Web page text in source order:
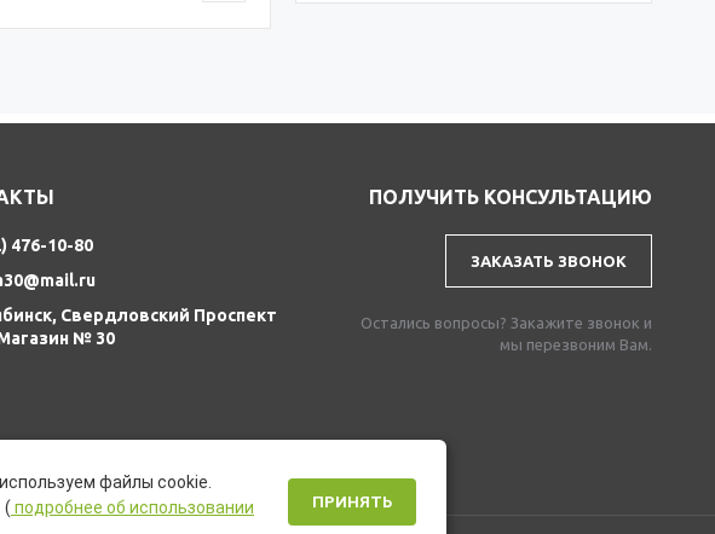
476-10-80
Свердловский Проспект
№ 30
ПОЛУЧИТЬ КОНСУЛЬТАЦИЮ
ЗАКАЗАТЬ ЗВОНОК
Остались вопросы? Закажите звонок и
мы перезвоним Вам.
файлы cookie.
( подробнее об использовании
ПРИНЯТЬ